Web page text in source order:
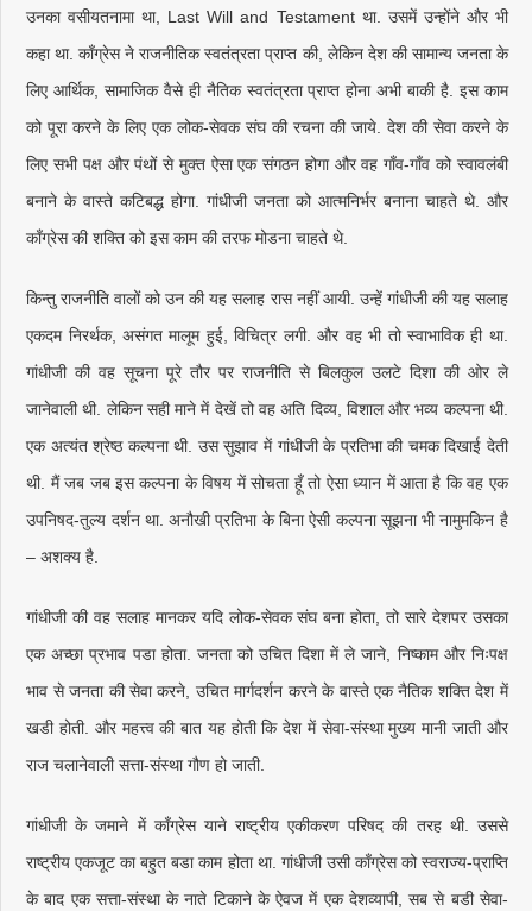
उनका वसीयतनामा था, Last Will and Testament था. उसमें उन्होंने और भी
कहा था. काँग्रेस ने राजनीतिक स्वतंत्रता प्राप्त की, लेकिन देश की सामान्य जनता के
लिए आर्थिक, सामाजिक वैसे ही नैतिक स्वतंत्रता प्राप्त होना अभी बाकी है. इस काम
को पूरा करने के लिए एक लोक-सेवक संघ की रचना की जाये. देश की सेवा करने के
लिए सभी पक्ष और पंथों से मुक्त ऐसा एक संगठन होगा और वह गाँव-गाँव को स्वावलंबी
बनाने के वास्ते कटिबद्ध होगा. गांधीजी जनता को आत्मनिर्भर बनाना चाहते थे. और
काँग्रेस की शक्ति को इस काम की तरफ मोडना चाहते थे.
किन्तु राजनीति वालों को उन की यह सलाह रास नहीं आयी. उन्हें गांधीजी की यह सलाह
एकदम निरर्थक, असंगत मालूम हुई, विचित्र लगी. और वह भी तो स्वाभाविक ही था.
गांधीजी की वह सूचना पूरे तौर पर राजनीति से बिलकुल उलटे दिशा की ओर ले
जानेवाली थी. लेकिन सही माने में देखें तो वह अति दिव्य, विशाल और भव्य कल्पना थी.
एक अत्यंत श्रेष्ठ कल्पना थी. उस सुझाव में गांधीजी के प्रतिभा की चमक दिखाई देती
थी. मैं जब जब इस कल्पना के विषय में सोचता हूँ तो ऐसा ध्यान में आता है कि वह एक
उपनिषद-तुल्य दर्शन था. अनौखी प्रतिभा के बिना ऐसी कल्पना सूझना भी नामुमकिन है
– अशक्य है.
गांधीजी की वह सलाह मानकर यदि लोक-सेवक संघ बना होता, तो सारे देशपर उसका
एक अच्छा प्रभाव पडा होता. जनता को उचित दिशा में ले जाने, निष्काम और निःपक्ष
भाव से जनता की सेवा करने, उचित मार्गदर्शन करने के वास्ते एक नैतिक शक्ति देश में
खडी होती. और महत्त्व की बात यह होती कि देश में सेवा-संस्था मुख्य मानी जाती और
राज चलानेवाली सत्ता-संस्था गौण हो जाती.
गांधीजी के जमाने में काँग्रेस याने राष्ट्रीय एकीकरण परिषद की तरह थी. उससे
राष्ट्रीय एकजूट का बहुत बडा काम होता था. गांधीजी उसी काँग्रेस को स्वराज्य-प्राप्ति
के बाद एक सत्ता-संस्था के नाते टिकाने के ऐवज में एक देशव्यापी, सब से बडी सेवा-